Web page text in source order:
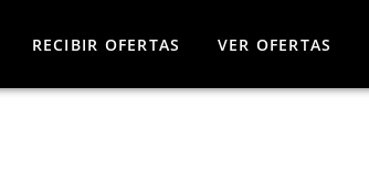
RECIBIR OFERTAS VER OFERTAS